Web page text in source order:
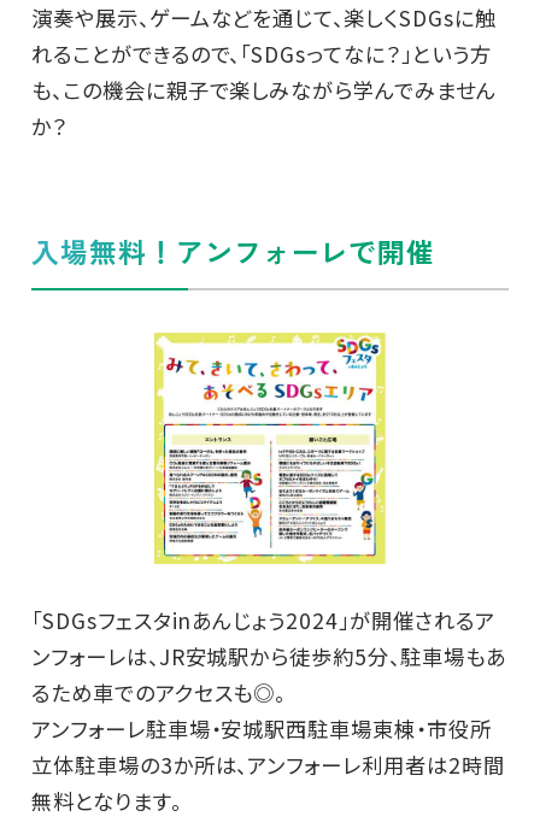
演奏や展示、ゲームなどを通じて、楽しくSDGsに触
れることができるので、「SDGsってなに？」という方
も、この機会に親子で楽しみながら学んでみません
か？
入場無料！アンフォーレで開催
「SDGsフェスタinあんじょう2024」が開催されるア
ンフォーレは、JR安城駅から徒歩約5分、駐車場もあ
るため車でのアクセスも◎。
アンフォーレ駐車場・安城駅西駐車場東棟・市役所
立体駐車場の3か所は、アンフォーレ利用者は2時間
無料となります。